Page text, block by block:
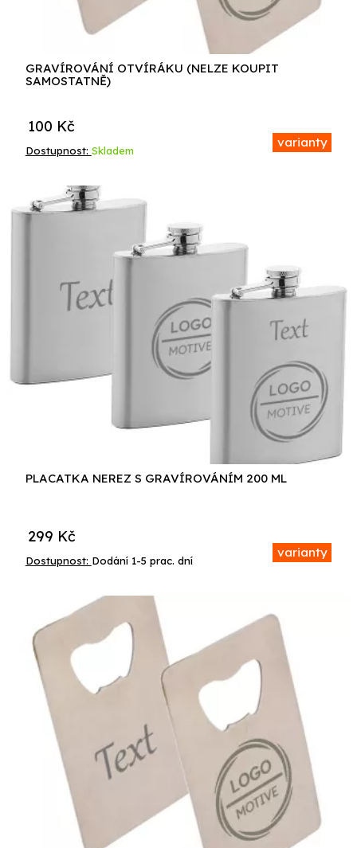
GRAVÍROVÁNÍ OTVÍRÁKU (NELZE KOUPIT
SAMOSTATNĚ)
Dostupnost: Skladem
varianty
100 Kč
PLACATKA NEREZ S GRAVÍROVÁNÍM 200 ML
Dostupnost: Dodání 1-5 prac. dní
varianty
299 Kč